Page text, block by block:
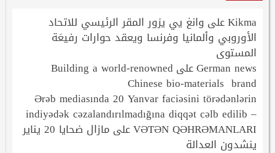
Kikmaعلى وانغ يي يزور المقر الرئيسي للاتحاد
الأوروبي وألمانيا وفرنسا ويعقد حوارات رفيعَة
المستوى
German newsعلى Building a world-renowned
Chinese bio-materials brand
Ərəb mediasında 20 Yanvar faciəsini törədənlərin
indiyədək cəzalandırılmadığına diqqət cəlb edilib –
VƏTƏN QƏHRƏMANLARIعلى مازال ضحايا 20 يناير
ينشدون العدالة